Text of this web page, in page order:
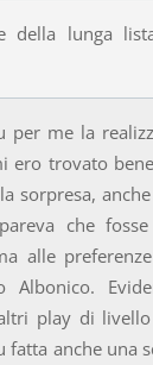
della lunga
per me la
ero trovato
sorpresa,
che
alle
Albonico.
play di
fatta anche una